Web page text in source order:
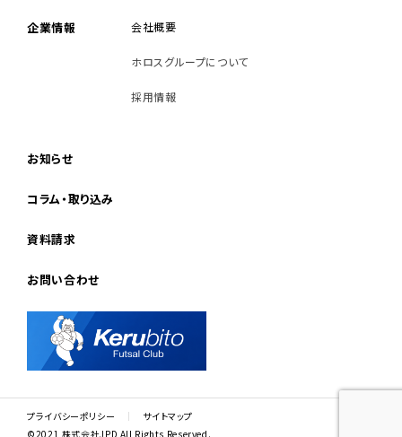
企業情報 会社概要
ホロスグループについて
採用情報
お知らせ
コラム・取り込み
資料請求
お問い合わせ
©2021 株式会社JPD All Rights Reserved.
プライバシーポリシー サイトマップ